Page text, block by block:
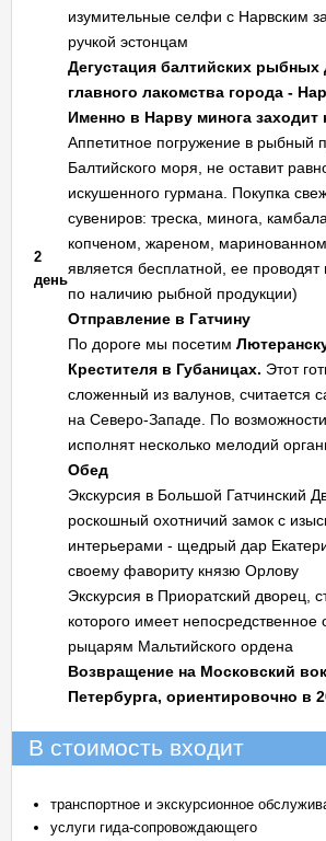
2
день
изумительные селфи с Нарвским
ручкой эстонцам
Дегустация балтийских рыбных
главного лакомства города -
Именно в Нарву минога заходит
Аппетитное погружение в рыбный
Балтийского моря, не оставит
искушенного гурмана. Покупка
сувениров: треска, минога,
копченом, жареном, маринованном
является бесплатной, ее проводят
по наличию рыбной продукции)
Отправление в Гатчину
По дороге мы посетим
Крестителя в Губаницах. Этот
сложенный из валунов, считается
на Северо-Западе. По
исполнят несколько мелодий
Обед
Экскурсия в Большой Гатчинский
роскошный охотничий замок с
интерьерами - щедрый дар
своему фавориту князю Орлову
Экскурсия в Приоратский дворец,
которого имеет непосредственное
рыцарям Мальтийского ордена
Возвращение на Московский
Петербурга, ориентировочно в
В стоимость входит
транспортное и экскурсионное
услуги гида-сопровождающего